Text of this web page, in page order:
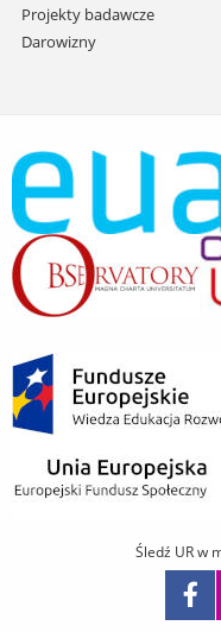
Projekty badawcze
Darowizny
Śledź UR w